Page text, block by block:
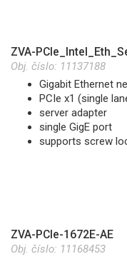
ZVA-
Obj. číslo: 11137188
Gigabit Ethernet
PCIe x1 (single
server adapter
single GigE port
supports screw
ZVA-PCIe-1672E-AE
Obj. číslo: 11168453